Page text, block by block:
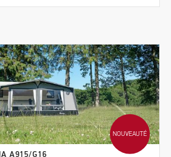
NOUVEAUTÉ
A915/G16